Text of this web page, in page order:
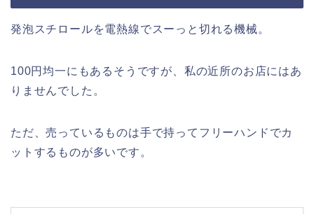
発泡スチロールを電熱線でスーっと切れる機械。
100円均一にもあるそうですが、私の近所のお店にはあ
りませんでした。
ただ、売っているものは手で持ってフリーハンドでカ
ットするものが多いです。